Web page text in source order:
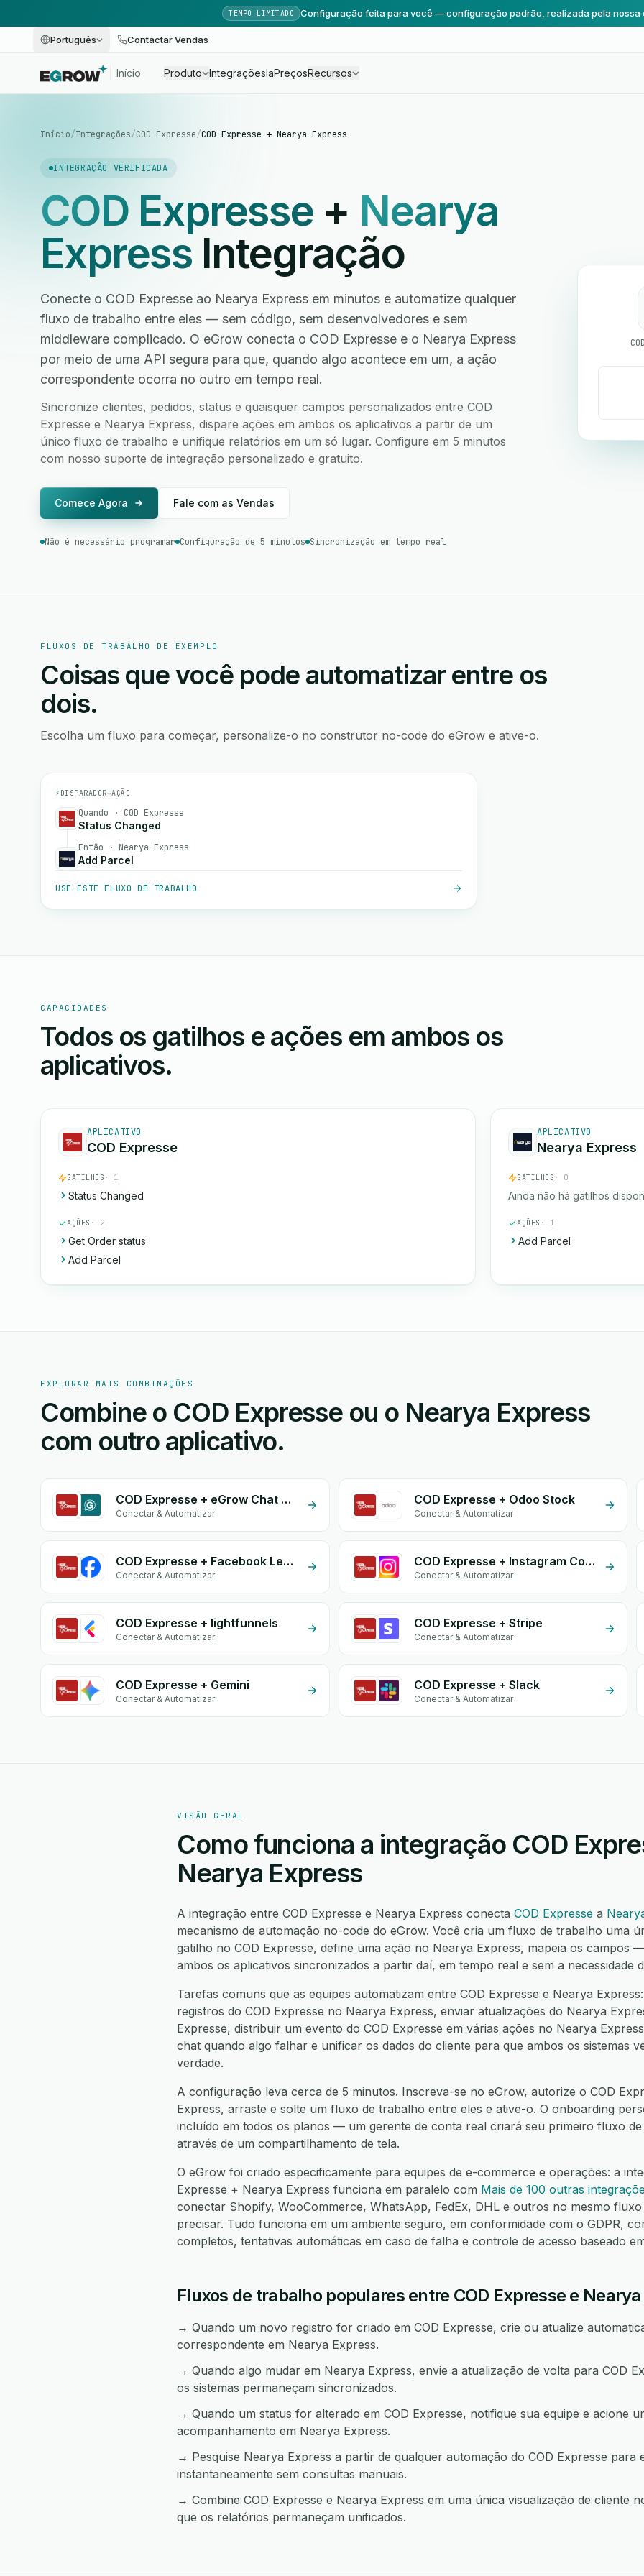
TEMPO LIMITADO Configuração feita para você — configuração padrão, realizada pela nossa
Português Contactar Vendas
Início Produto IntegraçõesIaPreçosRecursos
Início/Integrações/COD Expresse/COD Expresse + Nearya Express
INTEGRAÇÃO VERIFICADA
COD Expresse + Nearya
ExpressIntegração
Conecte o COD Expresse ao Nearya Express em minutos e automatize qualquer
fluxo de trabalho entre eles — sem código, sem desenvolvedores e sem
middleware complicado. O eGrow conecta o COD Expresse e o Nearya Express
por meio de uma API segura para que, quando algo acontece em um, a ação
correspondente ocorra no outro em tempo real.
Sincronize clientes, pedidos, status e quaisquer campos personalizados entre COD
Expresse e Nearya Express, dispare ações em ambos os aplicativos a partir de um
único fluxo de trabalho e unifique relatórios em um só lugar. Configure em 5 minutos
com nosso suporte de integração personalizado e gratuito.
Comece Agora Fale com as Vendas
Não é necessário programar Configuração de 5 minutos Sincronização em tempo real
FLUXOS DE TRABALHO DE EXEMPLO
Coisas que você pode automatizar entre os
dois.
Escolha um fluxo para começar, personalize-o no construtor no-code do eGrow e ative-o.
⚡ DISPARADOR→AÇÃO
Quando · COD Expresse
Status Changed
Então · Nearya Express
Add Parcel
USE ESTE FLUXO DE TRABALHO
CAPACIDADES
Todos os gatilhos e ações em ambos os
aplicativos.
APLICATIVO
COD Expresse
GATILHOS · 1
Status Changed
AÇÕES · 2
Get Order status
Add Parcel
APLICATIVO
Nearya Express
GATILHOS · 0
Ainda não há gatilhos
AÇÕES · 1
Add Parcel
EXPLORAR MAIS COMBINAÇÕES
Combine o COD Expresse ou o Nearya Express
com outro aplicativo.
COD Expresse + eGrow Chat Widget
Conectar & Automatizar
COD Expresse + Odoo Stock
Conectar & Automatizar
COD Expresse + Facebook Leads
Conectar & Automatizar
COD Expresse + Instagram Comment
Conectar & Automatizar
COD Expresse + lightfunnels
Conectar & Automatizar
COD Expresse + Stripe
Conectar & Automatizar
COD Expresse + Gemini
Conectar & Automatizar
COD Expresse + Slack
Conectar & Automatizar
VISÃO GERAL
Como funciona a integração COD
Nearya Express
A integração entre COD Expresse e Nearya Express conecta COD Expresse a
mecanismo de automação no-code do eGrow. Você cria um fluxo de trabalho uma
gatilho no COD Expresse, define uma ação no Nearya Express, mapeia os campos
ambos os aplicativos sincronizados a partir daí, em tempo real e sem a necessidade
Tarefas comuns que as equipes automatizam entre COD Expresse e Nearya
registros do COD Expresse no Nearya Express, enviar atualizações do Nearya
Expresse, distribuir um evento do COD Expresse em várias ações no Nearya
chat quando algo falhar e unificar os dados do cliente para que ambos os sistemas
verdade.
A configuração leva cerca de 5 minutos. Inscreva-se no eGrow, autorize o COD
Express, arraste e solte um fluxo de trabalho entre eles e ative-o. O onboarding
incluído em todos os planos — um gerente de conta real criará seu primeiro fluxo
através de um compartilhamento de tela.
O eGrow foi criado especificamente para equipes de e-commerce e operações: a
Expresse + Nearya Express funciona em paralelo com Mais de 100 outras
conectar Shopify, WooCommerce, WhatsApp, FedEx, DHL e outros no mesmo
precisar. Tudo funciona em um ambiente seguro, em conformidade com o GDPR,
completos, tentativas automáticas em caso de falha e controle de acesso baseado
Fluxos de trabalho populares entre COD Expresse e
→ Quando um novo registro for criado em COD Expresse, crie ou atualize
correspondente em Nearya Express.
→ Quando algo mudar em Nearya Express, envie a atualização de volta para COD
os sistemas permaneçam sincronizados.
→ Quando um status for alterado em COD Expresse, notifique sua equipe e acione
acompanhamento em Nearya Express.
→ Pesquise Nearya Express a partir de qualquer automação do COD Expresse para
instantaneamente sem consultas manuais.
→ Combine COD Expresse e Nearya Express em uma única visualização de cliente
que os relatórios permaneçam unificados.